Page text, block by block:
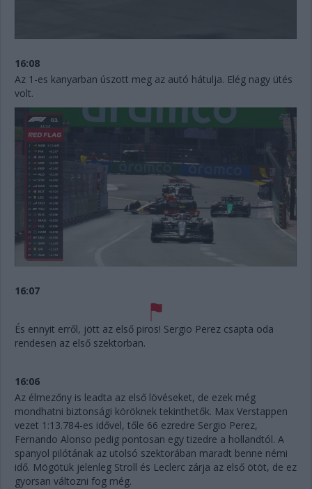
16:08
Az 1-es kanyarban úszott meg az autó hátulja. Elég nagy ütés
volt.
16:07
És ennyit erről, jött az első piros! Sergio Perez csapta oda
rendesen az első szektorban.
16:06
Az élmezőny is leadta az első lövéseket, de ezek még
mondhatni biztonsági köröknek tekinthetők. Max Verstappen
vezet 1:13.784-es idővel, tőle 66 ezredre Sergio Perez,
Fernando Alonso pedig pontosan egy tizedre a hollandtól. A
spanyol pilótának az utolsó szektorában maradt benne némi
idő. Mögötük jelenleg Stroll és Leclerc zárja az első ötöt, de ez
gyorsan változni fog még.